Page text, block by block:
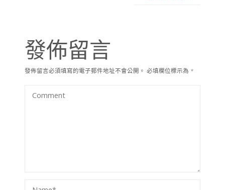
發佈留言
發佈留言必須填寫的電子郵件地址不會公開。 必填欄位標示為 *